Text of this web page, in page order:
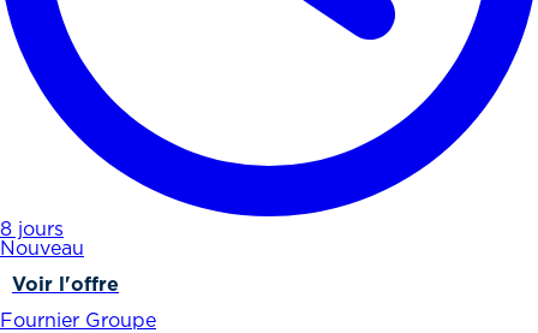
8 jours
Nouveau
Voir l'offre
Fournier Groupe